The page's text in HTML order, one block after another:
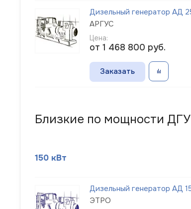
Дизельный генератор АД
АРГУС
Цена:
от 1 468 800 руб.
Заказать
Близкие по мощности ДГУ
150 кВт
Дизельный генератор АД
ЭТРО